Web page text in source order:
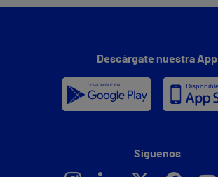
Descárgate nuestra App
Síguenos